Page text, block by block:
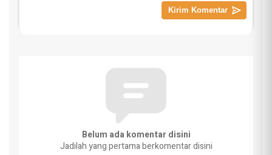
Belum ada komentar disini
Jadilah yang pertama berkomentar disini